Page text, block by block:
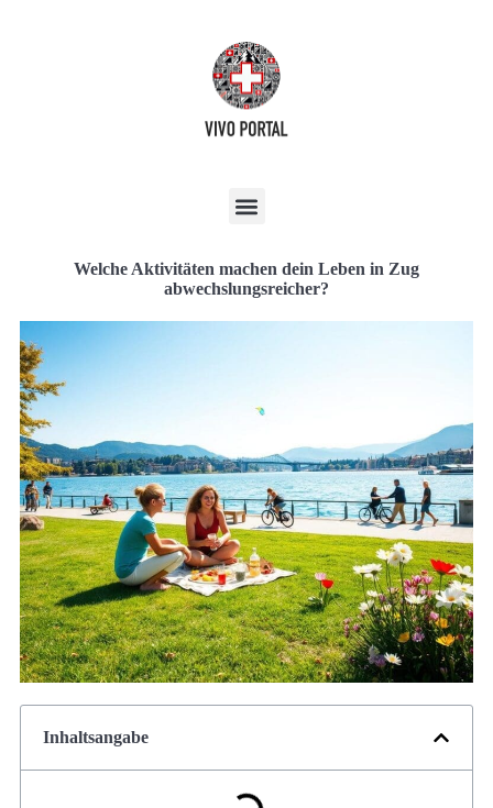
Welche Aktivitäten machen dein Leben in Zug
abwechslungsreicher?
Inhaltsangabe